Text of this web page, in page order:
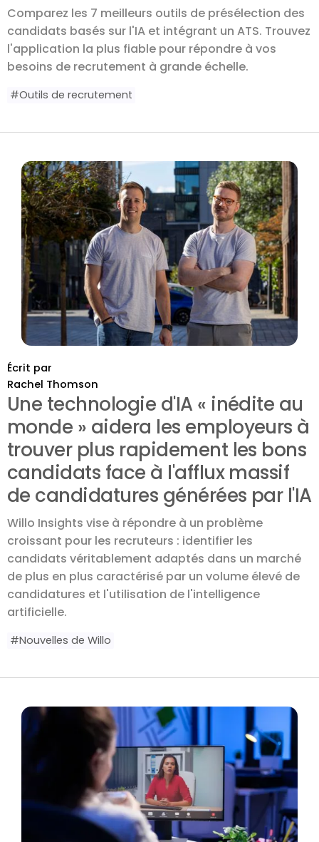
Comparez les 7 meilleurs outils de présélection des
candidats basés sur l'IA et intégrant un ATS. Trouvez
l'application la plus fiable pour répondre à vos
besoins de recrutement à grande échelle.
#Outils de recrutement
Écrit par
Rachel Thomson
Une technologie d'IA « inédite au
monde » aidera les employeurs à
trouver plus rapidement les bons
candidats face à l'afflux massif
de candidatures générées par l'IA
Willo Insights vise à répondre à un problème
croissant pour les recruteurs : identifier les
candidats véritablement adaptés dans un marché
de plus en plus caractérisé par un volume élevé de
candidatures et l'utilisation de l'intelligence
artificielle.
#Nouvelles de Willo